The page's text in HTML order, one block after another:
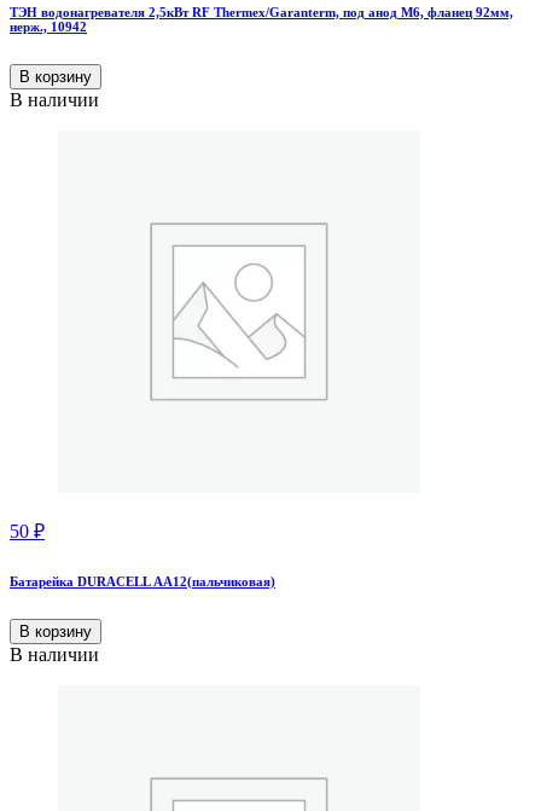
ТЭН водонагревателя 2,5кВт RF Thermex/Garanterm, под анод М6, фланец 92мм,
нерж., 10942
В корзину
В наличии
50 ₽
Батарейка DURACELL АА12(пальчиковая)
В корзину
В наличии